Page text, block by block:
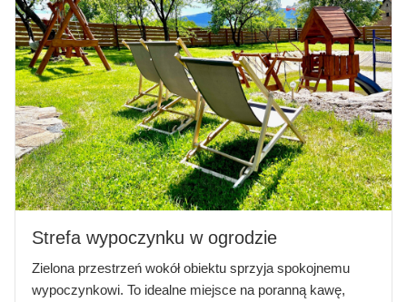
Strefa wypoczynku w ogrodzie
Zielona przestrzeń wokół obiektu sprzyja spokojnemu
wypoczynkowi. To idealne miejsce na poranną kawę,